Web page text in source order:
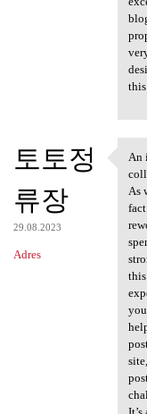
토토정
류장
29.08.2023
Adres
An
An
As